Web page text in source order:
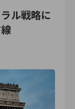
ル戦略に